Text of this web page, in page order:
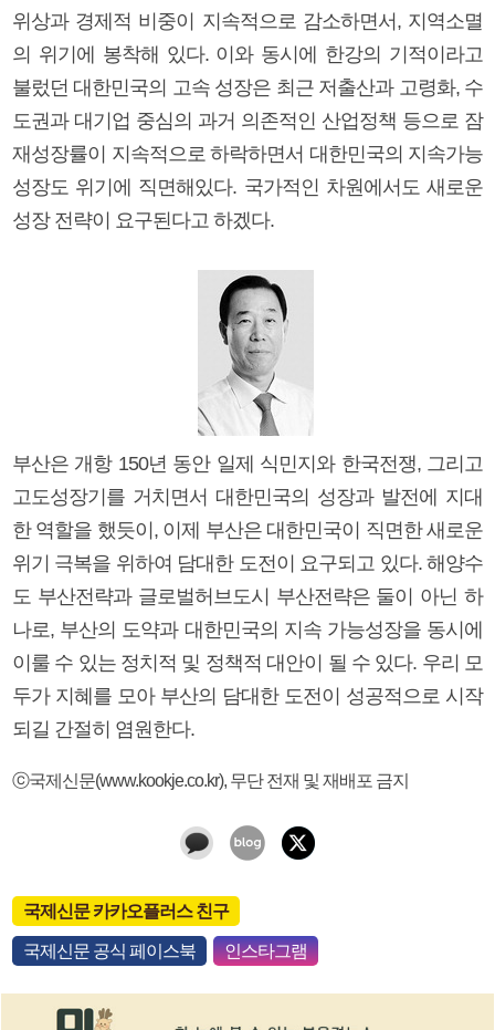
위상과 경제적 비중이 지속적으로 감소하면서, 지역소멸
의 위기에 봉착해 있다. 이와 동시에 한강의 기적이라고
불렀던 대한민국의 고속 성장은 최근 저출산과 고령화, 수
도권과 대기업 중심의 과거 의존적인 산업정책 등으로 잠
재성장률이 지속적으로 하락하면서 대한민국의 지속가능
성장도 위기에 직면해있다. 국가적인 차원에서도 새로운
성장 전략이 요구된다고 하겠다.
부산은 개항 150년 동안 일제 식민지와 한국전쟁, 그리고
고도성장기를 거치면서 대한민국의 성장과 발전에 지대
한 역할을 했듯이, 이제 부산은 대한민국이 직면한 새로운
위기 극복을 위하여 담대한 도전이 요구되고 있다. 해양수
도 부산전략과 글로벌허브도시 부산전략은 둘이 아닌 하
나로, 부산의 도약과 대한민국의 지속 가능성장을 동시에
이룰 수 있는 정치적 및 정책적 대안이 될 수 있다. 우리 모
두가 지혜를 모아 부산의 담대한 도전이 성공적으로 시작
되길 간절히 염원한다.
ⓒ국제신문(www.kookje.co.kr), 무단 전재 및 재배포 금지
국제신문 카카오플러스 친구
국제신문 공식 페이스북 인스타그램